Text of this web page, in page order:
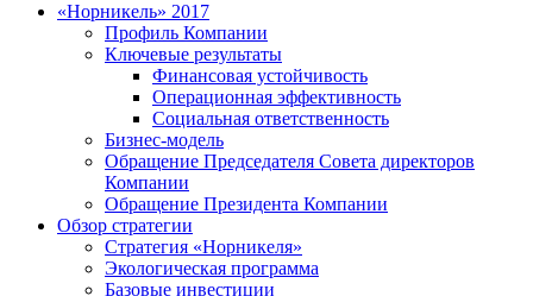
«Норникель» 2017
Профиль Компании
Ключевые результаты
Финансовая устойчивость
Операционная эффективность
Социальная ответственность
Бизнес-модель
Обращение Председателя Совета директоров
Компании
Обращение Президента Компании
Обзор стратегии
Стратегия «Норникеля»
Экологическая программа
Базовые инвестиции